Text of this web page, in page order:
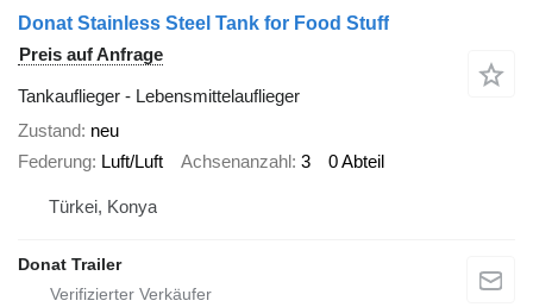
Donat Stainless Steel Tank for Food Stuff
Preis auf Anfrage
Tankauflieger - Lebensmittelauflieger
Zustand neu
Federung Luft/Luft Achsenanzahl 3 0 Abteil
Türkei, Konya
Donat Trailer